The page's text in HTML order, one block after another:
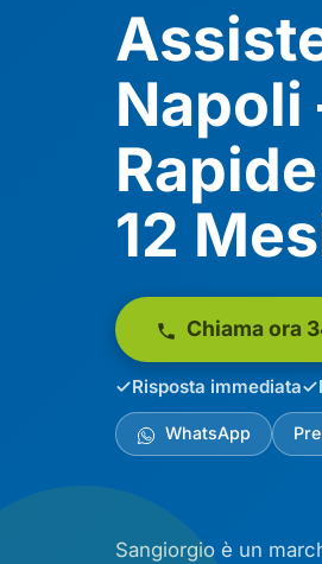
12
Chiama ora
Risposta immediata
WhatsApp
Sangiorgio è un